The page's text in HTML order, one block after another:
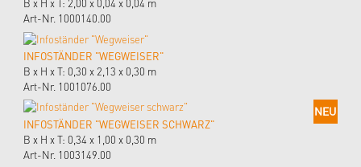
B x H x T: 2,00 x 0,04 x 0,04 m
Art-Nr. 1000140.00
INFOSTÄNDER "WEGWEISER"
B x H x T: 0,30 x 2,13 x 0,30 m
Art-Nr. 1001076.00
INFOSTÄNDER "WEGWEISER SCHWARZ"
B x H x T: 0,34 x 1,00 x 0,30 m
Art-Nr. 1003149.00